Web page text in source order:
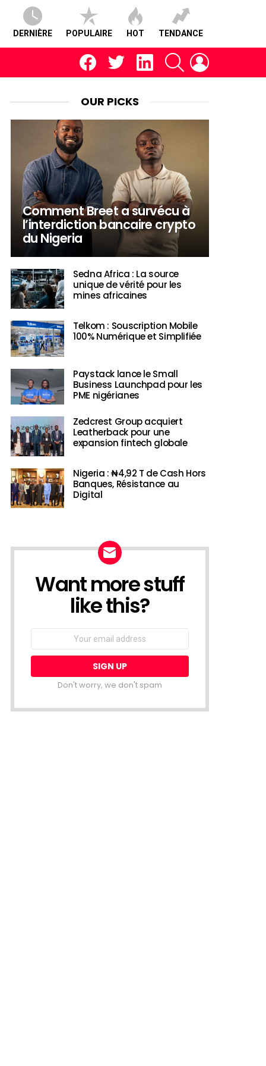
DERNIÈRE POPULAIRE HOT TENDANCE
facebooktwitter linkedin RECHERCHE
OUR PICKS
Comment Breet a survécu à
l’interdiction bancaire crypto
du Nigeria
Sedna Africa : La source
unique de vérité pour les
mines africaines
Telkom : Souscription Mobile
100% Numérique et Simplifiée
Paystack lance le Small
Business Launchpad pour les
PME nigérianes
Zedcrest Group acquiert
Leatherback pour une
expansion fintech globale
Nigeria : ₦4,92 T de Cash Hors
Banques, Résistance au
Digital
NEWSLETTER
Want more stuff
like this?
Email
Don't worry, we don't spam